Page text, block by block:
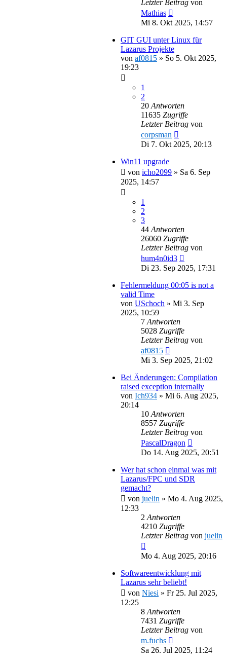
Letzter Beitrag von
Mathias
Mi 8. Okt 2025, 14:57
GIT GUI unter Linux für
Lazarus Projekte
von af0815 » So 5. Okt 2025,
19:23
1
2
20 Antworten
11635 Zugriffe
Letzter Beitrag von
corpsman
Di 7. Okt 2025, 20:13
Win11 upgrade
von icho2099 » Sa 6. Sep
2025, 14:57
1
2
3
44 Antworten
26060 Zugriffe
Letzter Beitrag von
hum4n0id3
Di 23. Sep 2025, 17:31
Fehlermeldung 00:05 is not a
valid Time
von USchoch » Mi 3. Sep
2025, 10:59
7 Antworten
5028 Zugriffe
Letzter Beitrag von
af0815
Mi 3. Sep 2025, 21:02
Bei Änderungen: Compilation
raised exception internally
von Ich934 » Mi 6. Aug 2025,
20:14
10 Antworten
8557 Zugriffe
Letzter Beitrag von
PascalDragon
Do 14. Aug 2025, 20:51
Wer hat schon einmal was mit
Lazarus/FPC und SDR
gemacht?
von juelin » Mo 4. Aug 2025,
12:33
2 Antworten
4210 Zugriffe
Letzter Beitrag von juelin
Mo 4. Aug 2025, 20:16
Softwareentwicklung mit
Lazarus sehr beliebt!
von Niesi » Fr 25. Jul 2025,
12:25
8 Antworten
7431 Zugriffe
Letzter Beitrag von
m.fuchs
Sa 26. Jul 2025, 11:24